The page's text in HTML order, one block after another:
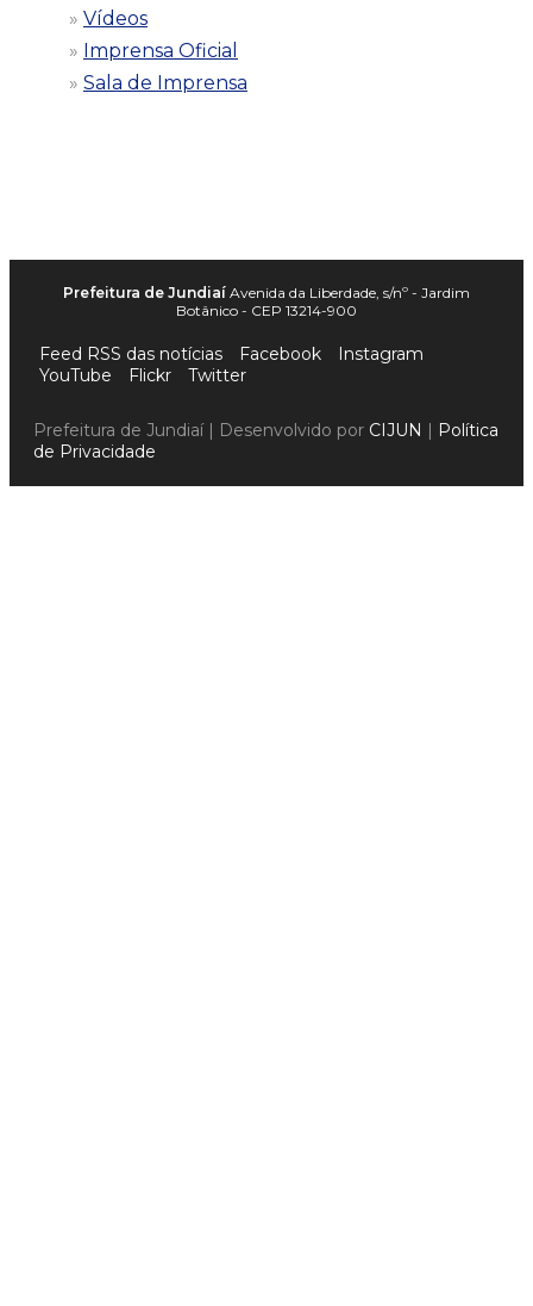
Vídeos
Imprensa Oficial
Sala de Imprensa
Prefeitura de Jundiaí Avenida da Liberdade, s/nº - Jardim
Botânico - CEP 13214-900
Feed RSS das notícias Facebook
Instagram
YouTube
Flickr Twitter
Prefeitura de Jundiaí | Desenvolvido por CIJUN | Política
de Privacidade